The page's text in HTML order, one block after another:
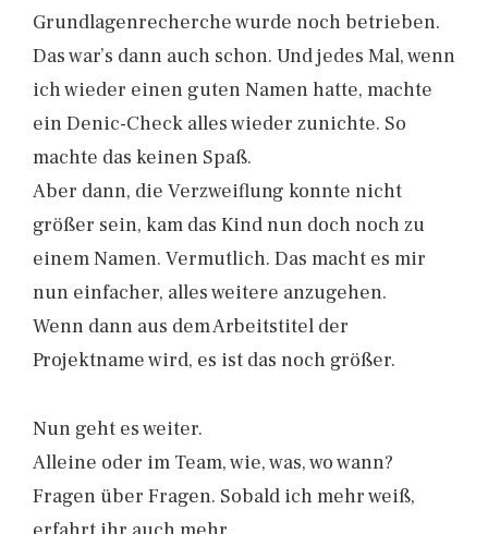
Grundlagenrecherche wurde noch betrieben.
Das war’s dann auch schon. Und jedes Mal, wenn
ich wieder einen guten Namen hatte, machte
ein Denic-Check alles wieder zunichte. So
machte das keinen Spaß.
Aber dann, die Verzweiflung konnte nicht
größer sein, kam das Kind nun doch noch zu
einem Namen. Vermutlich. Das macht es mir
nun einfacher, alles weitere anzugehen.
Wenn dann aus dem Arbeitstitel der
Projektname wird, es ist das noch größer.
Nun geht es weiter.
Alleine oder im Team, wie, was, wo wann?
Fragen über Fragen. Sobald ich mehr weiß,